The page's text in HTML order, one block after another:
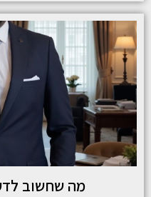
מה שחשוב